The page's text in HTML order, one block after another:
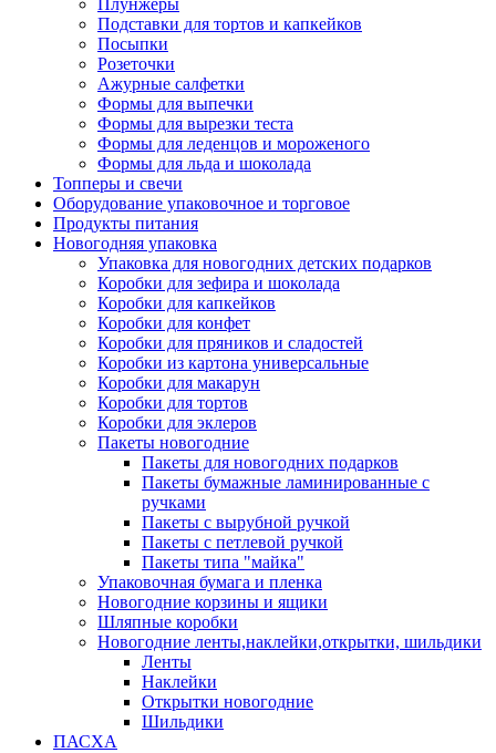
Плунжеры
Подставки для тортов и капкейков
Посыпки
Розеточки
Ажурные салфетки
Формы для выпечки
Формы для вырезки теста
Формы для леденцов и мороженого
Формы для льда и шоколада
Топперы и свечи
Оборудование упаковочное и торговое
Продукты питания
Новогодняя упаковка
Упаковка для новогодних детских подарков
Коробки для зефира и шоколада
Коробки для капкейков
Коробки для конфет
Коробки для пряников и сладостей
Коробки из картона универсальные
Коробки для макарун
Коробки для тортов
Коробки для эклеров
Пакеты новогодние
Пакеты для новогодних подарков
Пакеты бумажные ламинированные с
ручками
Пакеты с вырубной ручкой
Пакеты с петлевой ручкой
Пакеты типа "майка"
Упаковочная бумага и пленка
Новогодние корзины и ящики
Шляпные коробки
Новогодние ленты,наклейки,открытки, шильдики
Ленты
Наклейки
Открытки новогодние
Шильдики
ПАСХА